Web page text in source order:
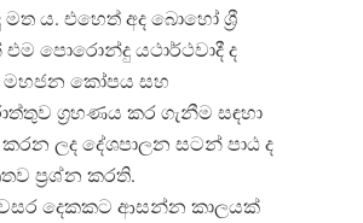
ය. එහෙත් අද බොහෝ ශ්‍රී
පොරොන්දු යථාර්ථවාදී ද
කෝපය සහ
ග්‍රහණය කර ගැනීම සඳහා
ලද දේශපාලන සටන් පාඨ ද
ප්‍රශ්න කරති.
දෙකකට ආසන්න කාලයක්